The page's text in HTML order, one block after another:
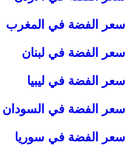
سعر الفضة في المغرب
سعر الفضة في لبنان
سعر الفضة في ليبيا
سعر الفضة في السودان
سعر الفضة في سوريا